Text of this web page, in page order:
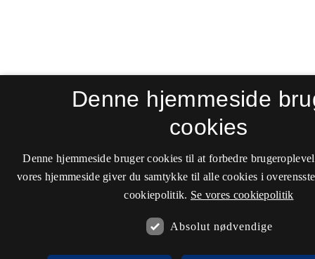
Denne hjemmeside
cookies
Denne hjemmeside bruger cookies til at forbedre
vores hjemmeside giver du samtykke til alle cookies i
cookiepolitik. Se vores cookiepolitik
Absolut nødvendige